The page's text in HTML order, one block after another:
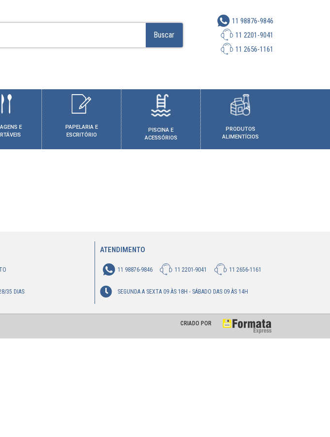
Buscar
11 98876-9846
11 2201-9041
11 2656-1161
E
PAPELARIA E
ESCRITÓRIO
PISCINA E
ACESSÓRIOS
PRODUTOS
ALIMENTÍCIOS
35 DIAS
ATENDIMENTO
11 98876-9846 11 2201-9041 11 2656-1161
SEGUNDA A SEXTA 09 ÀS 18H - SÁBADO DAS 09 ÀS 14H
CRIADO POR